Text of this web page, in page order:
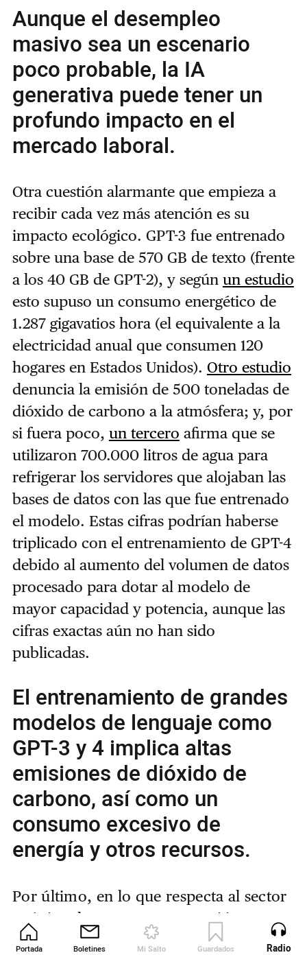
Portada Boletines Mi Salto Guardados Revista
Aunque el desempleo
masivo sea un escenario
poco probable, la IA
generativa puede tener un
profundo impacto en el
mercado laboral.
Otra cuestión alarmante que empieza a
recibir cada vez más atención es su
impacto ecológico. GPT-3 fue entrenado
sobre una base de 570 GB de texto (frente
a los 40 GB de GPT-2), y según un estudio
esto supuso un consumo energético de
1.287 gigavatios hora (el equivalente a la
electricidad anual que consumen 120
hogares en Estados Unidos). Otro estudio
denuncia la emisión de 500 toneladas de
dióxido de carbono a la atmósfera; y, por
si fuera poco, un tercero afirma que se
utilizaron 700.000 litros de agua para
refrigerar los servidores que alojaban las
bases de datos con las que fue entrenado
el modelo. Estas cifras podrían haberse
triplicado con el entrenamiento de GPT-4
debido al aumento del volumen de datos
procesado para dotar al modelo de
mayor capacidad y potencia, aunque las
cifras exactas aún no han sido
publicadas.
El entrenamiento de grandes
modelos de lenguaje como
GPT-3 y 4 implica altas
emisiones de dióxido de
carbono, así como un
consumo excesivo de
energía y otros recursos.
Por último, en lo que respecta al sector
artístico, la mayor preocupación parece
ser el plagio. Varios artistas han
Radio